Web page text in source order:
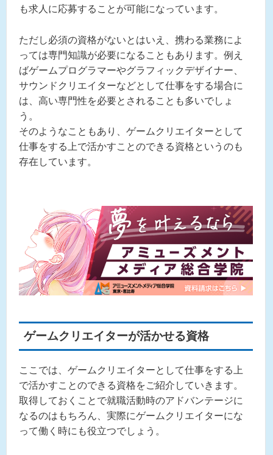
も求人に応募することが可能になっています。
ただし必須の資格がないとはいえ、携わる業務によ
っては専門知識が必要になることもあります。例え
ばゲームプログラマーやグラフィックデザイナー、
サウンドクリエイターなどとして仕事をする場合に
は、高い専門性を必要とされることも多いでしょ
う。
そのようなこともあり、ゲームクリエイターとして
仕事をする上で活かすことのできる資格というのも
存在しています。
ゲームクリエイターが活かせる資格
ここでは、ゲームクリエイターとして仕事をする上
で活かすことのできる資格をご紹介していきます。
取得しておくことで就職活動時のアドバンテージに
なるのはもちろん、実際にゲームクリエイターにな
って働く時にも役立つでしょう。